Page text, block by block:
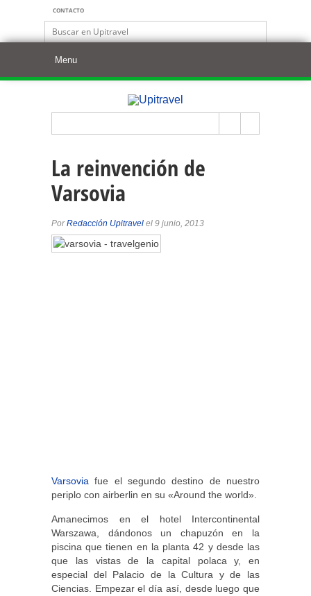
CONTACTO
La reinvención de
Varsovia
PorRedacción Upitravel el 9 junio, 2013
Varsovia fue el segundo destino de nuestro
periplo con airberlin en su «Around the world».
Amanecimos en el hotel Intercontinental
Warszawa, dándonos un chapuzón en la
piscina que tienen en la planta 42 y desde las
que las vistas de la capital polaca y, en
especial del Palacio de la Cultura y de las
Ciencias. Empezar el día así, desde luego que